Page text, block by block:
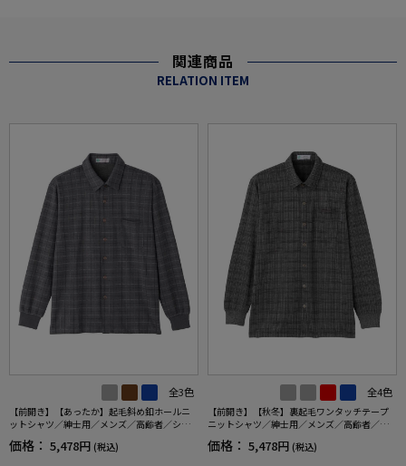
関連商品
RELATION ITEM
全3色
【前開き】【あったか】起毛斜め釦ホールニ
ットシャツ／紳士用／メンズ／高齢者／シニ
ア／秋冬／名前記入欄付／胸ポケット／洗濯
機OK／おしゃれ／お出かけ／ギフト／プレゼ
価格： 5,478円 (税込)
全4色
【前開き】【秋冬】裏起毛ワンタッチテープ
ニットシャツ／紳士用／メンズ／高齢者／シ
ニア／名前記入欄付／胸ポケット付／洗濯機O
K／自宅で洗える／ギフト／プレゼント 【C
価格： 5,478円 (税込)